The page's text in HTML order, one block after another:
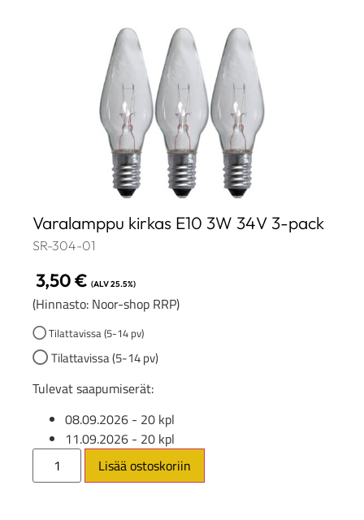
Varalamppu kirkas E10 3W 34V 3-pack
SR-304-01
3,50€ (ALV 25.5%)
(Hinnasto: Noor-shop RRP)
Tilattavissa (5-14 pv)
Tilattavissa (5-14 pv)
Tulevat saapumiserät:
08.09.2026 - 20 kpl
11.09.2026 - 20 kpl
Lisää ostoskoriin